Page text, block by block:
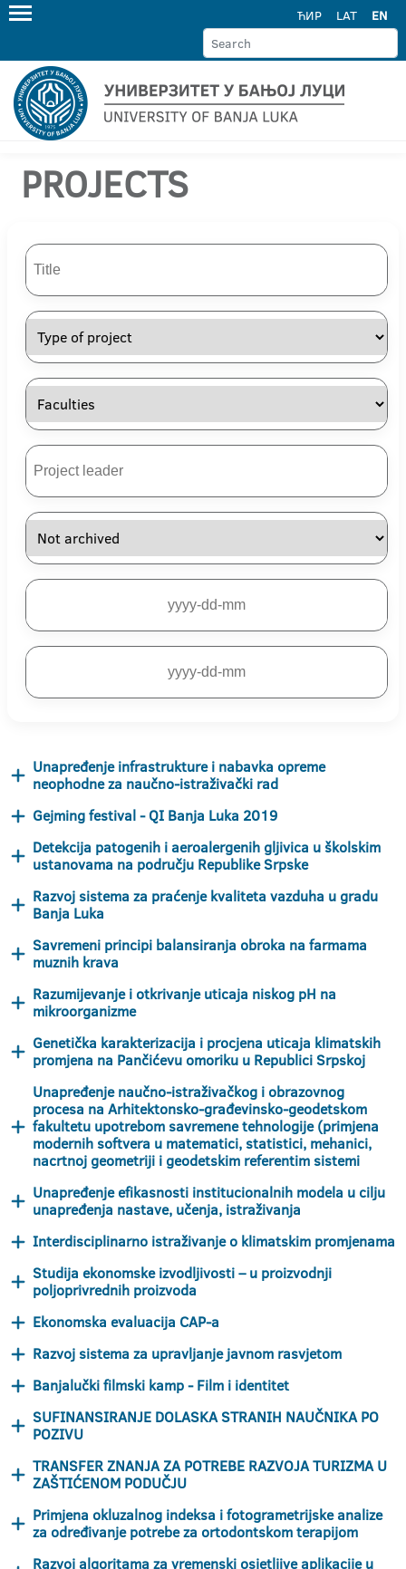
ЋИР LAT EN
PROJECTS
Unapređenje infrastrukture i nabavka opreme
neophodne za naučno-istraživački rad
Gejming festival - QI Banja Luka 2019
Detekcija patogenih i aeroalergenih gljivica u školskim
ustanovama na području Republike Srpske
Razvoj sistema za praćenje kvaliteta vazduha u gradu
Banja Luka
Savremeni principi balansiranja obroka na farmama
muznih krava
Razumijevanje i otkrivanje uticaja niskog pH na
mikroorganizme
Genetička karakterizacija i procjena uticaja klimatskih
promjena na Pančićevu omoriku u Republici Srpskoj
Unapređenje naučno-istraživačkog i obrazovnog
procesa na Arhitektonsko-građevinsko-geodetskom
fakultetu upotrebom savremene tehnologije (primjena
modernih softvera u matematici, statistici, mehanici,
nacrtnoj geometriji i geodetskim referentim sistemi
Unapređenje efikasnosti institucionalnih modela u cilju
unapređenja nastave, učenja, istraživanja
Interdisciplinarno istraživanje o klimatskim promjenama
Studija ekonomske izvodljivosti – u proizvodnji
poljoprivrednih proizvoda
Ekonomska evaluacija CAP-a
Razvoj sistema za upravljanje javnom rasvjetom
Banjalučki filmski kamp - Film i identitet
SUFINANSIRANJE DOLASKA STRANIH NAUČNIKA PO
POZIVU
TRANSFER ZNANJA ZA POTREBE RAZVOJA TURIZMA U
ZAŠTIĆENOM PODUČJU
Primjena okluzalnog indeksa i fotogrametrijske analize
za određivanje potrebe za ortodontskom terapijom
Razvoj algoritama za vremenski osjetljive aplikacije u